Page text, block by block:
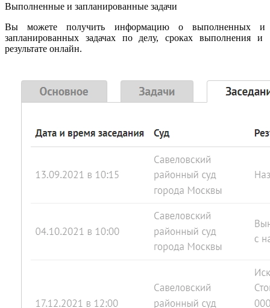
Выполненные и запланированные задачи
Вы можете получить информацию о выполненных и
запланированных задачах по делу, сроках выполнения и
результате онлайн.